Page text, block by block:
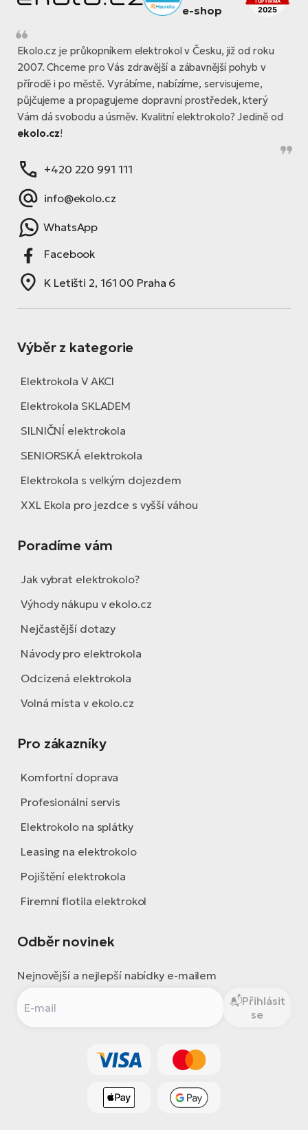
Ekolo.cz je průkopníkem elektrokol v Česku, již od roku
2007. Chceme pro Vás zdravější a zábavnější pohyb v
přírodě i po městě. Vyrábíme, nabízíme, servisujeme,
půjčujeme a propagujeme dopravní prostředek, který
Vám dá svobodu a úsměv. Kvalitní elektrokolo? Jedině od
ekolo.cz!
+420 220 991 111
info@ekolo.cz
WhatsApp
Facebook
K Letišti 2, 161 00 Praha 6
Výběr z kategorie
Elektrokola V AKCI
Elektrokola SKLADEM
SILNIČNÍ elektrokola
SENIORSKÁ elektrokola
Elektrokola s velkým dojezdem
XXL Ekola pro jezdce s vyšší váhou
Poradíme vám
Jak vybrat elektrokolo?
Výhody nákupu v ekolo.cz
Nejčastější dotazy
Návody pro elektrokola
Odcizená elektrokola
Volná místa v ekolo.cz
Pro zákazníky
Komfortní doprava
Profesionální servis
Elektrokolo na splátky
Leasing na elektrokolo
Pojištění elektrokola
Firemní flotila elektrokol
Odběr novinek
Nejnovější a nejlepší nabídky e-mailem
Přihlásit
se